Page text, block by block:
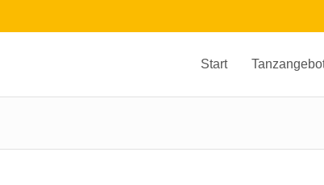
Start